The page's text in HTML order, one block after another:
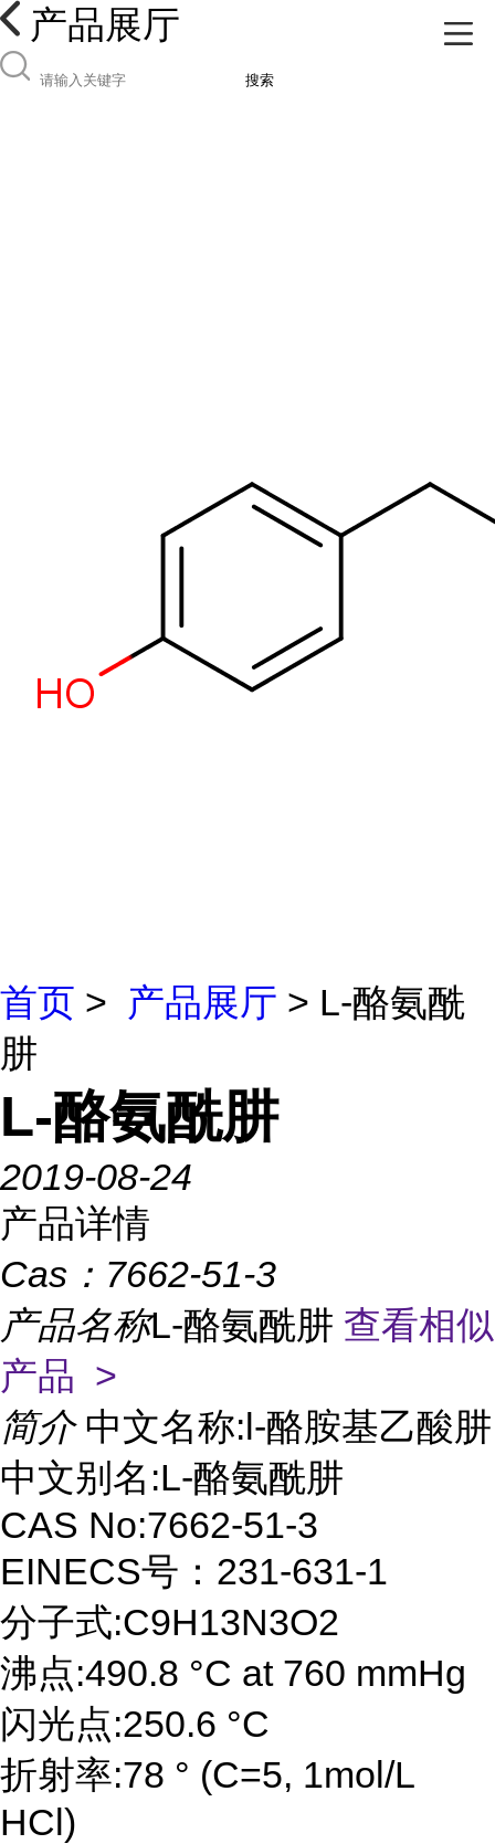
产品展厅
搜索
首页 > 产品展厅 > L-酪氨酰
肼
L-酪氨酰肼
2019-08-24
产品详情
Cas： 7662-51-3
产品名称L-酪氨酰肼 查看相似
产品 >
简介 中文名称:l-酪胺基乙酸肼
中文别名:L-酪氨酰肼
CAS No:7662-51-3
EINECS号：231-631-1
分子式:C9H13N3O2
沸点:490.8 °C at 760 mmHg
闪光点:250.6 °C
折射率:78 ° (C=5, 1mol/L
HCl)